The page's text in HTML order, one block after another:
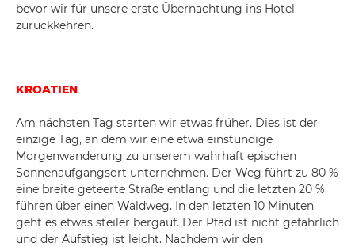
bevor wir für unsere erste Übernachtung ins Hotel
zurückkehren.
KROATIEN
Am nächsten Tag starten wir etwas früher. Dies ist der
einzige Tag, an dem wir eine etwa einstündige
Morgenwanderung zu unserem wahrhaft epischen
Sonnenaufgangsort unternehmen. Der Weg führt zu 80 %
eine breite geteerte Straße entlang und die letzten 20 %
führen über einen Waldweg. In den letzten 10 Minuten
geht es etwas steiler bergauf. Der Pfad ist nicht gefährlich
und der Aufstieg ist leicht. Nachdem wir den